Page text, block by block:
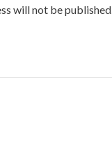
will not be published.